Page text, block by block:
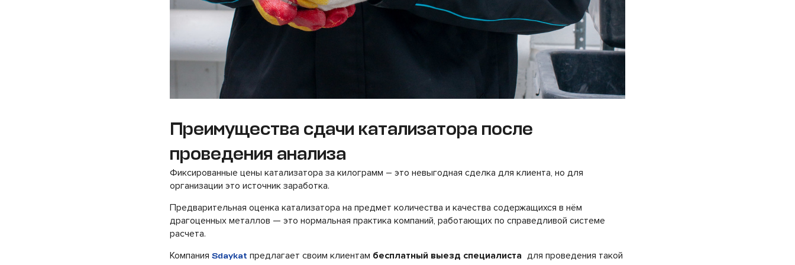
Преимущества сдачи катализатора после
проведения анализа
Фиксированные цены катализатора за килограмм – это невыгодная сделка для клиента, но для
организации это источник заработка.
Предварительная оценка катализатора на предмет количества и качества содержащихся в нём
драгоценных металлов — это нормальная практика компаний, работающих по справедливой системе
расчета.
Компания Sdaykat предлагает своим клиентам бесплатный выезд специалиста для проведения такой